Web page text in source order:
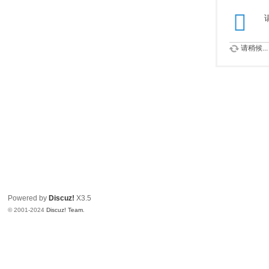
请稍候...
Powered by Discuz! X3.5
© 2001-2024Discuz! Team